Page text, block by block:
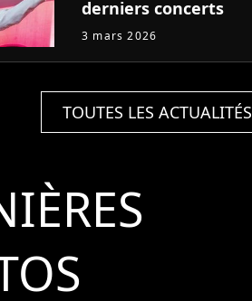
derniers concerts
3 mars 2026
TOUTES LES ACTUALITÉS